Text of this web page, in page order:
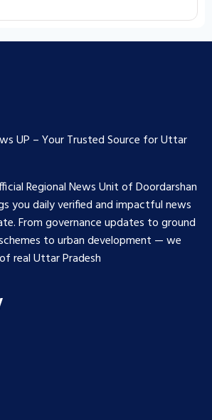
UP – Your Trusted Source for Uttar
Regional News Unit of Doordarshan
you daily verified and impactful news
From governance updates to ground
to urban development — we
real Uttar Pradesh